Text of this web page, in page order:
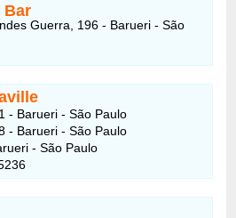
Bar
Guerra, 196 - Barueri - São
- Barueri - São Paulo
- Barueri - São Paulo
- São Paulo